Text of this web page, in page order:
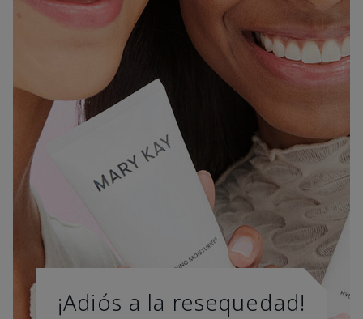
¡Adiós a la resequedad!